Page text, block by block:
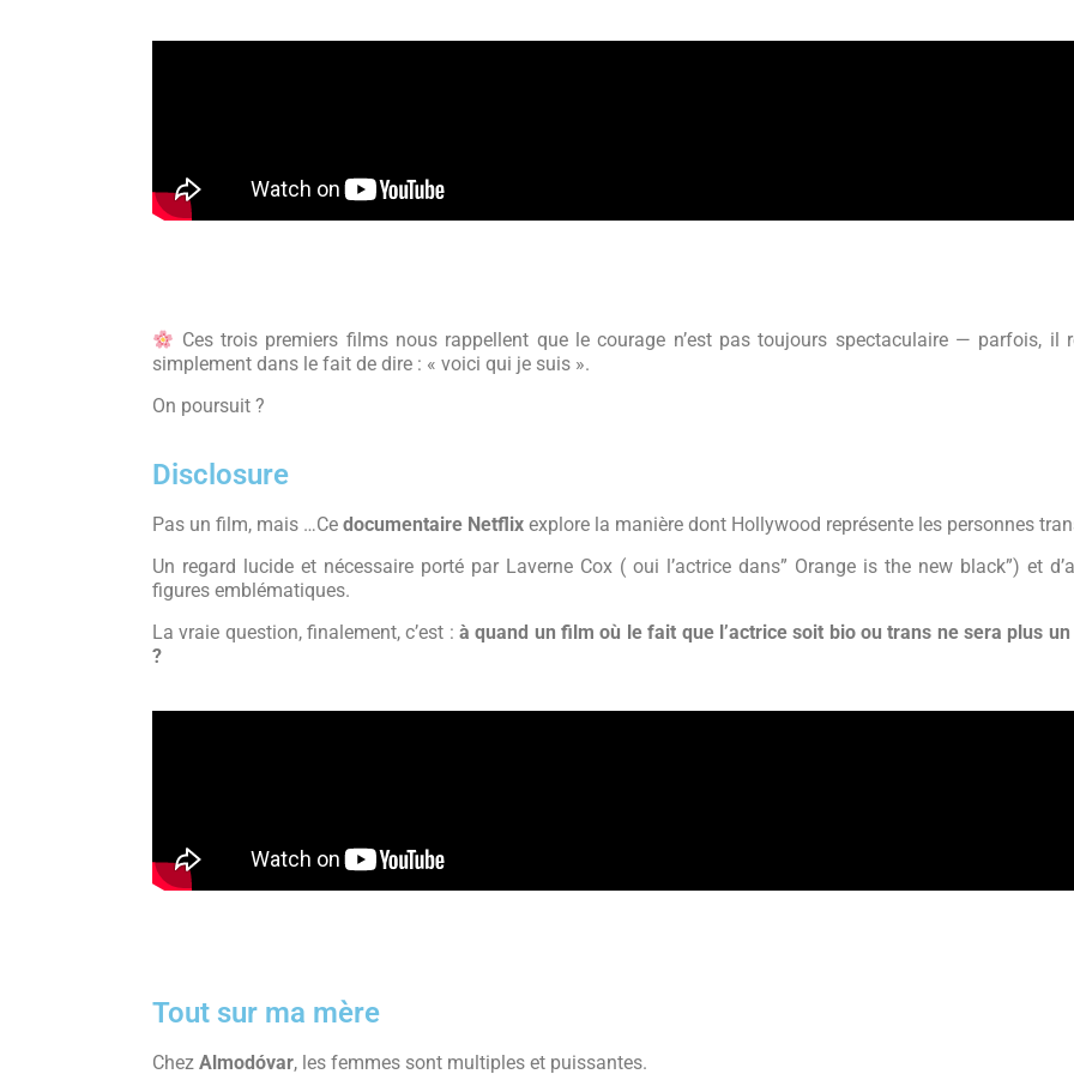
Ces trois premiers films nous rappellent que le courage n’est pas toujours spectaculaire — parfois, il
simplement dans le fait de dire : « voici qui je suis ».
On poursuit ?
Disclosure
Pas un film, mais …Ce documentaire Netflix explore la manière dont Hollywood représente les personnes
Un regard lucide et nécessaire porté par Laverne Cox ( oui l’actrice dans” Orange is the new black”) et
figures emblématiques.
La vraie question, finalement, c’est :à quand un film où le fait que l’actrice soit bio ou trans ne sera plus
?
Tout sur ma mère
Chez Almodóvar, les femmes sont multiples et puissantes.